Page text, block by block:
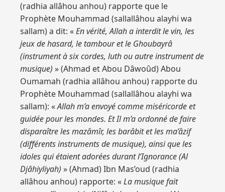
(radhia allâhou anhou) rapporte que le
Prophète Mouhammad (sallallâhou alayhi wa
sallam) a dit: «En vérité, Allah a interdit le vin, les
jeux de hasard, le tambour et le Ghoubayrâ
(instrument à six cordes, luth ou autre instrument de
musique) » (Ahmad et Abou Dâwoûd) Abou
Oumamah (radhia allâhou anhou) rapporte du
Prophète Mouhammad (sallallâhou alayhi wa
sallam): «Allah m’a envoyé comme miséricorde et
guidée pour les mondes. Et Il m’a ordonné de faire
disparaître les mazâmîr, les barâbit et les ma’âzif
(différents instruments de musique), ainsi que les
idoles qui étaient adorées durant l’Ignorance (Al
Djâhiyliyah) » (Ahmad) Ibn Mas’oud (radhia
allâhou anhou) rapporte: «La musique fait